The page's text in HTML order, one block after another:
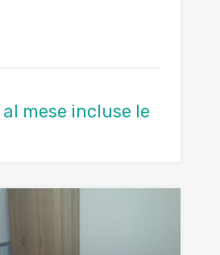
al mese incluse le